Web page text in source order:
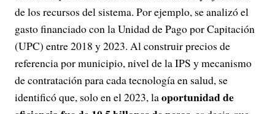
de los recursos del sistema. Por ejemplo, se analizó el
gasto financiado con la Unidad de Pago por Capitación
(UPC) entre 2018 y 2023. Al construir precios de
referencia por municipio, nivel de la IPS y mecanismo
de contratación para cada tecnología en salud, se
identificó que, solo en el 2023, laoportunidad de